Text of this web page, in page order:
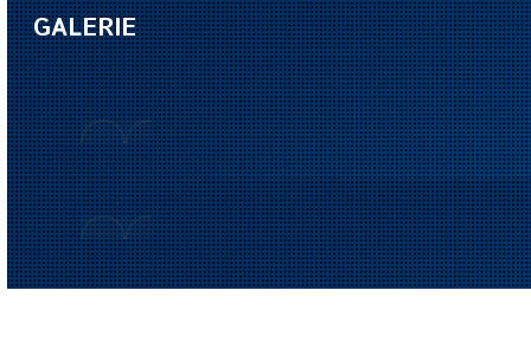
GALERIE